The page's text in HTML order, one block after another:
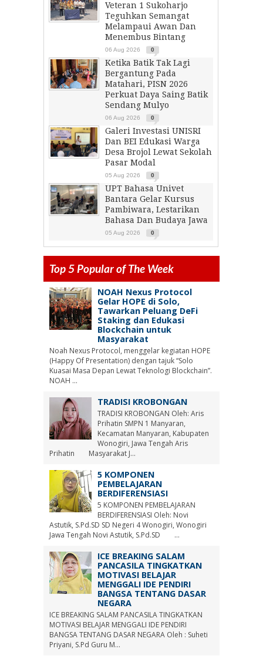
Veteran 1 Sukoharjo
Teguhkan Semangat
Melampaui Awan Dan
Menembus Bintang
06 Aug 2026 0
Ketika Batik Tak Lagi
Bergantung Pada
Matahari, PISN 2026
Perkuat Daya Saing Batik
Sendang Mulyo
06 Aug 2026 0
Galeri Investasi UNISRI
Dan BEI Edukasi Warga
Desa Brojol Lewat Sekolah
Pasar Modal
05 Aug 2026 0
UPT Bahasa Univet
Bantara Gelar Kursus
Pambiwara, Lestarikan
Bahasa Dan Budaya Jawa
05 Aug 2026 0
Top 5 Popular of The Week
NOAH Nexus Protocol
Gelar HOPE di Solo,
Tawarkan Peluang DeFi
Staking dan Edukasi
Blockchain untuk
Masyarakat
Noah Nexus Protocol, menggelar kegiatan HOPE
(Happy Of Presentation) dengan tajuk “Solo
Kuasai Masa Depan Lewat Teknologi Blockchain”.
NOAH ...
TRADISI KROBONGAN
TRADISI KROBONGAN Oleh: Aris
Prihatin SMPN 1 Manyaran,
Kecamatan Manyaran, Kabupaten
Wonogiri, Jawa Tengah Aris
Prihatin Masyarakat J...
5 KOMPONEN
PEMBELAJARAN
BERDIFERENSIASI
5 KOMPONEN PEMBELAJARAN
BERDIFERENSIASI Oleh: Novi
Astutik, S.Pd.SD SD Negeri 4 Wonogiri, Wonogiri
Jawa Tengah Novi Astutik, S.Pd.SD ...
ICE BREAKING SALAM
PANCASILA TINGKATKAN
MOTIVASI BELAJAR
MENGGALI IDE PENDIRI
BANGSA TENTANG DASAR
NEGARA
ICE BREAKING SALAM PANCASILA TINGKATKAN
MOTIVASI BELAJAR MENGGALI IDE PENDIRI
BANGSA TENTANG DASAR NEGARA Oleh : Suheti
Priyani, S.Pd Guru M...